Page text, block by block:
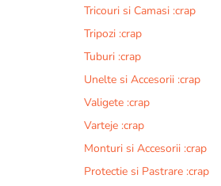
Tricouri si Camasi :crap
Tripozi :crap
Tuburi :crap
Unelte si Accesorii :crap
Valigete :crap
Varteje :crap
Monturi si Accesorii :crap
Protectie si Pastrare :crap